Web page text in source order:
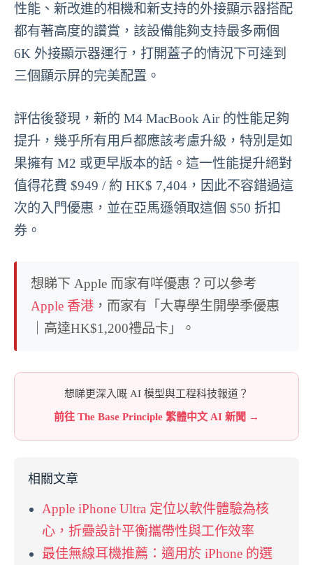
性能、新改進的相機和新支持的外接顯示器搭配
都有著高度的讚賞，該設備能夠支持最多兩個
6K 外接顯示器運行，打開蓋子的情況下可達到
三個顯示屏的完美配置。
評估後發現，新的 M4 MacBook Air 的性能足夠
提升，幾乎所有用戶都應該考慮升級，特別是如
果擁有 M2 或更早版本的話。這一性能提升絕對
值得花費 $949 / 約 HK$ 7,404，因此不容錯過這
次的入門優惠，並在亞馬遜領取這個 $50 折扣
券。
想睇下 Apple 而家有咩優惠？可以參考
Apple 香港 ，而家有「大專學生開學季優惠
｜高達HK$1,200禮品卡」。
想睇更深入嘅 AI 模型與工程科技報道？
前往 The Base Principle 繁體中文 AI 新聞 →
相關文章
Apple iPhone Ultra 定位以軟件體驗為核
心，折疊設計平衡攜帶性與工作效率
最佳無線耳機推薦：適用於 iPhone 的選